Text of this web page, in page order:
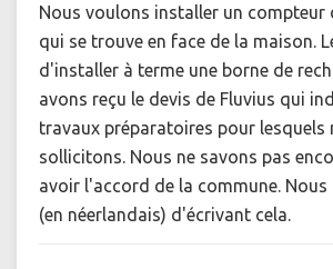
Nous voulons installer un compteur
qui se trouve en face de la maison.
d'installer à terme une borne de
avons reçu le devis de Fluvius qui
travaux préparatoires pour lesquels
sollicitons. Nous ne savons pas
avoir l'accord de la commune. Nous
(en néerlandais) d'écrivant cela.